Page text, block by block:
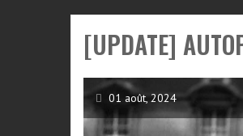
[UPDATE]
01 août, 2024